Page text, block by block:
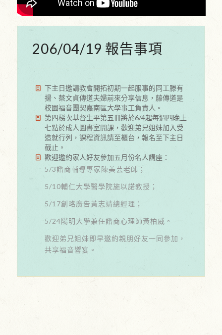
206/04/19 報告事項
下主日邀請教會開拓初期一起服事的同工滕有
揚、蔡文貞傳道夫婦前來分享信息，藤傳道是
校園福音團契嘉南區大學事工負責人。
第四梯次基督生平第五冊將於6/4起每週四晚上
七點於成人圖書室開課，歡迎弟兄姐妹加入受
造就行列，課程資訊請至櫃台，報名至下主日
截止。
歡迎邀約家人好友參加五月份名人講座：
5/3諮商輔導專家陳美芸老師；
5/10輔仁大學醫學院施以諾教授；
5/17創略廣告黃志靖總經理；
5/24陽明大學兼任諮商心理師黃柏威。
歡迎弟兄姐妹即早邀約親朋好友一同參加，
共享福音響宴。